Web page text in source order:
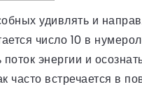
удивлять и
число 10 в
энергии и
часто встречается в